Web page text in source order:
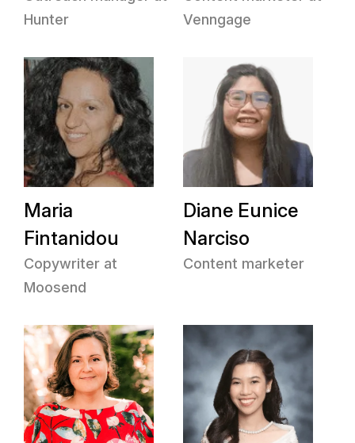
Hunter
Venngage
Maria
Fintanidou
Copywriter at
Moosend
Diane Eunice
Narciso
Content marketer